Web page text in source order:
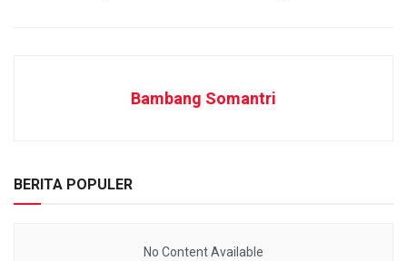
Bambang Somantri
BERITA POPULER
No Content Available